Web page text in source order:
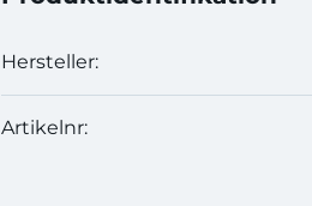
Hersteller:
Artikelnr: